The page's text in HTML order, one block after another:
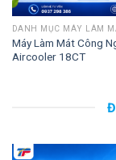
Máy Làm Mát Công
Aircooler 18CT